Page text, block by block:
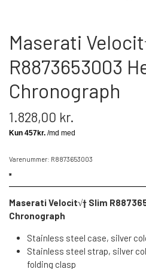
Maserati
R8873653003
Chronograph
1.828,00 kr.
Varenummer: R8873653003
Maserati Velocit√† Slim
Chronograph
Stainless steel case, silver
Stainless steel strap, silver
folding clasp